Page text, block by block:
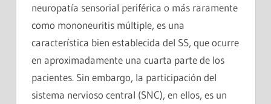
neuropatía sensorial periférica o más raramente
como mononeuritis múltiple, es una
característica bien establecida del SS, que ocurre
en aproximadamente una cuarta parte de los
pacientes. Sin embargo, la participación del
sistema nervioso central (SNC), en ellos, es un